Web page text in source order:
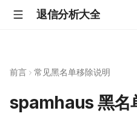
退信分析大全
前言 常见黑名单移除说明
spamhaus 黑名